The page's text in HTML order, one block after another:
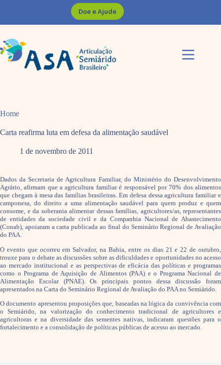
Doe e Ajude
Home
Carta reafirma luta em defesa da alimentação saudável
1 de novembro de 2011
Dados da Secretaria de Agricultura Familiar, do Ministério do Desenvolvimento
Agrário, afirmam que a agricultura familiar é responsável por 70% dos alimentos
que chegam à mesa das famílias brasileiras. Em defesa dessa agricultura familiar e
camponesa, do direito a uma alimentação saudável para quem produz e quem
consome, e da soberania alimentar dessas famílias, agricultores/as, representantes
de entidades da sociedade civil e da Companhia Nacional de Abastecimento
(Conab), apoiaram a carta publicada ao final do Seminário Regional de Avaliação
do PAA.
O evento que ocorreu em Salvador, na Bahia, entre os dias 21 e 22 de outubro,
trouxe para o debate as discussões sobre as dificuldades e oportunidades no acesso
ao mercado institucional e as perspectivas de eficácia das políticas e programas
como o Programa de Aquisição de Alimentos (PAA) e o Programa Nacional de
Alimentação Escolar (PNAE). Os principais pontos dessa discussão foram
apresentados na Carta do Seminário Regional de Avaliação do PAA no Semiárido.
O documento apresentou proposições que, baseadas na lógica da convivência com
o Semiárido, na valorização do conhecimento tradicional de agricultores e
agricultoras e na diversidade das sementes nativas, indicaram questões para o
fortalecimento e a consolidação de políticas públicas de acesso ao mercado.